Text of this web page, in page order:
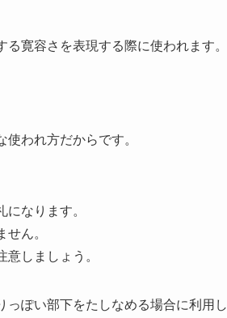
寛容さを表現する際に使われます。
われ方だからです。
なります。
ん。
しましょう。
っぽい部下をたしなめる場合に利用し